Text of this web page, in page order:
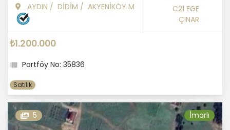
AYDIN / DİDİM / AKYENİKÖY M
C21 EGE
ÇINAR
₺1.200.000
Portföy No: 35836
Satılık
5 İmarlı